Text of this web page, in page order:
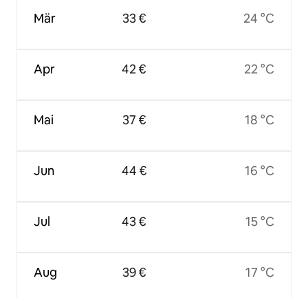
Mär
Apr
Mai
Jun
Jul
Aug
33 €
42 €
37 €
44 €
43 €
39 €
24 °C
22 °C
18 °C
16 °C
15 °C
17 °C